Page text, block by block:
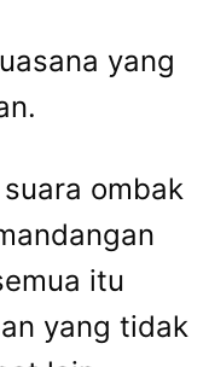
yang
ombak
itu
yang tidak